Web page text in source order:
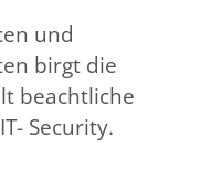
und
birgt die
beachtliche
Security.